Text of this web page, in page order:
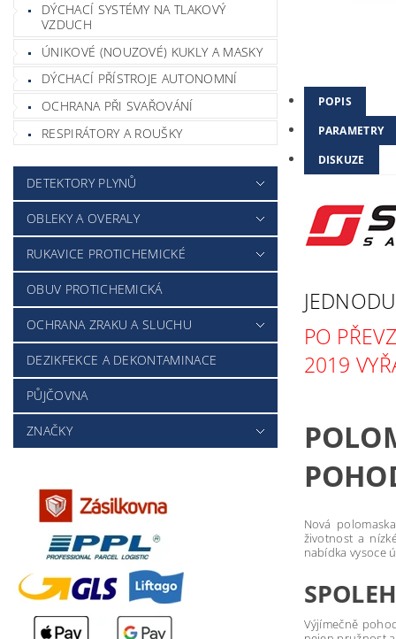
DÝCHACÍ SYSTÉMY NA TLAKOVÝ
VZDUCH
ÚNIKOVÉ (NOUZOVÉ) KUKLY A MASKY
DÝCHACÍ PŘÍSTROJE AUTONOMNÍ
OCHRANA PŘI SVAŘOVÁNÍ
RESPIRÁTORY A ROUŠKY
DETEKTORY PLYNŮ
OBLEKY A OVERALY
RUKAVICE PROTICHEMICKÉ
OBUV PROTICHEMICKÁ
OCHRANA ZRAKU A SLUCHU
DEZIKFEKCE A DEKONTAMINACE
PŮJČOVNA
ZNAČKY
POPIS
PARAMETRY
DISKUZE
PO
2019
Nová
životnost a
nabídka vysoce
Výjímečně